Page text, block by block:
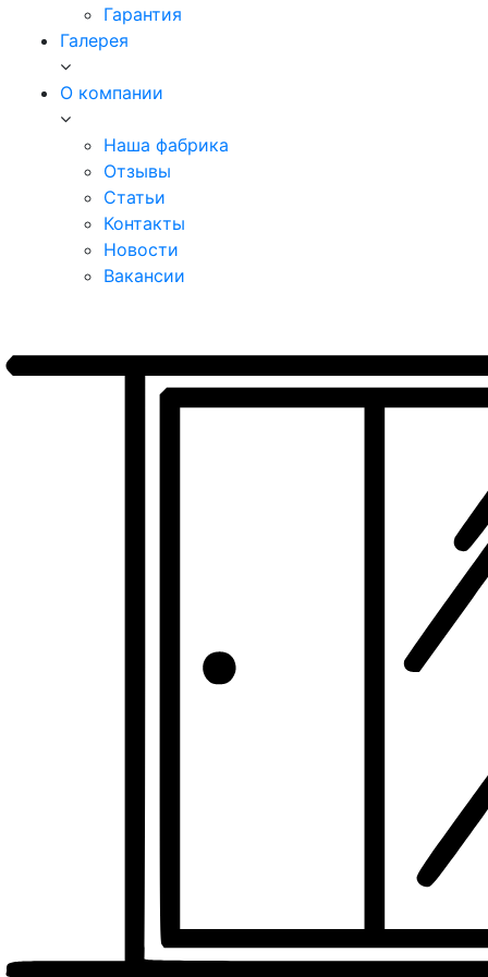
Гарантия
Галерея
О компании
Наша фабрика
Отзывы
Статьи
Контакты
Новости
Вакансии